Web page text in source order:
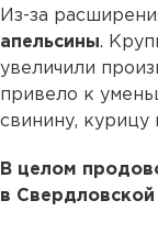
Из-за
апельсины.
увеличили
привело к
свинину, курицу
В целом
в Свердловской